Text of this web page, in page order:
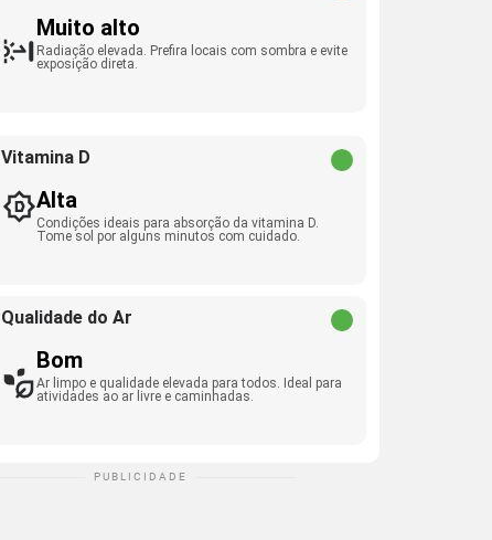
Muito alto
Radiação elevada. Prefira locais com sombra e evite
exposição direta.
Vitamina D
Alta
Condições ideais para absorção da vitamina D.
Tome sol por alguns minutos com cuidado.
Qualidade do Ar
Bom
Ar limpo e qualidade elevada para todos. Ideal para
atividades ao ar livre e caminhadas.